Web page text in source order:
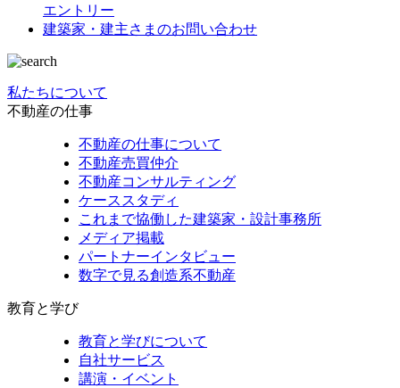
エントリー
建築家・建主さまのお問い合わせ
私たちについて
不動産の仕事
不動産の仕事について
不動産売買仲介
不動産コンサルティング
ケーススタディ
これまで協働した建築家・設計事務所
メディア掲載
パートナーインタビュー
数字で見る創造系不動産
教育と学び
教育と学びについて
自社サービス
講演・イベント